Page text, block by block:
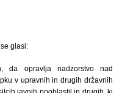
glasi:
da opravlja nadzorstvo nad
v upravnih in drugih državnih